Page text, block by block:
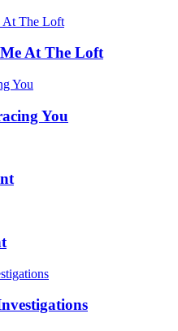
At The Loft
You